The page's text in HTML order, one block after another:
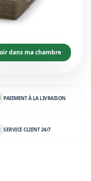
dans ma chambre
PAIEMENT À LA LIVRAISON
SERVICE CLIENT 24/7